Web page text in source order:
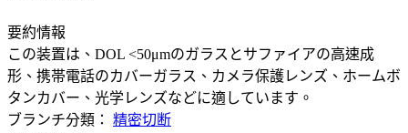
要約情報
この装置は、DOL <50μmのガラスとサファイアの高速成
形、携帯電話のカバーガラス、カメラ保護レンズ、ホームボ
タンカバー、光学レンズなどに適しています。
ブランチ分類： 精密切断